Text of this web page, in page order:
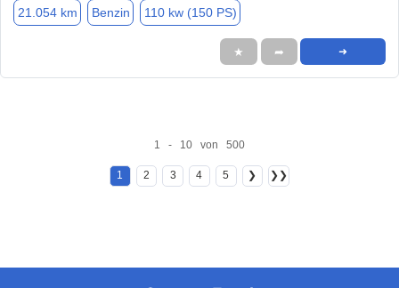
21.054 km Benzin 110 kw (150 PS)
★ ➦ ➜
1 - 10 von 500
1 2 3 4 5 ❯ ❯❯